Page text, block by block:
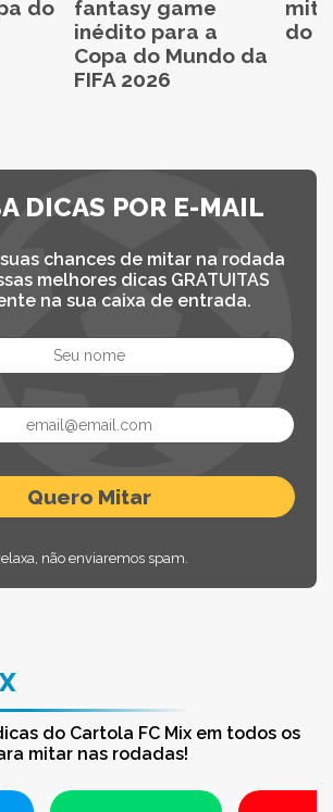
do
fantasy game
inédito para a
Copa do Mundo da
FIFA 2026
do
DICAS POR E-MAIL
chances de mitar na rodada
melhores dicas GRATUITAS
na sua caixa de entrada.
não enviaremos spam.
do Cartola FC Mix em todos os
mitar nas rodadas!